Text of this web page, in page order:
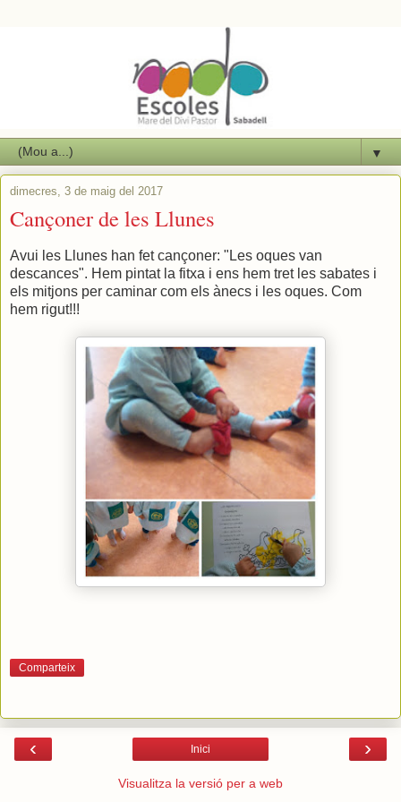
▼
dimecres, 3 de maig del 2017
Cançoner de les Llunes
Avui les Llunes han fet cançoner: "Les oques van
descances". Hem pintat la fitxa i ens hem tret les sabates i
els mitjons per caminar com els ànecs i les oques. Com
hem rigut!!!
Comparteix
‹ ›
Inici
Visualitza la versió per a web